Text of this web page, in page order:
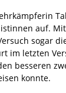
auf.
sogar
im letzten
besseren
konnte.